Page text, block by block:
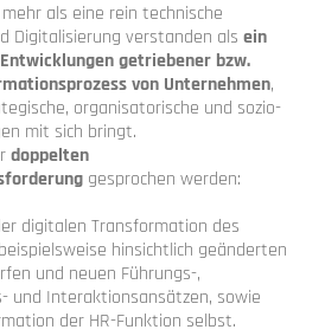
als eine rein technische
Digitalisierung verstanden als ein
getriebener bzw.
von Unternehmen,
organisatorische und sozio-
mit sich bringt.
doppelten
gesprochen werden:
digitalen Transformation des
hinsichtlich geänderten
und neuen Führungs-,
und Interaktionsansätzen, sowie
der HR-Funktion selbst.